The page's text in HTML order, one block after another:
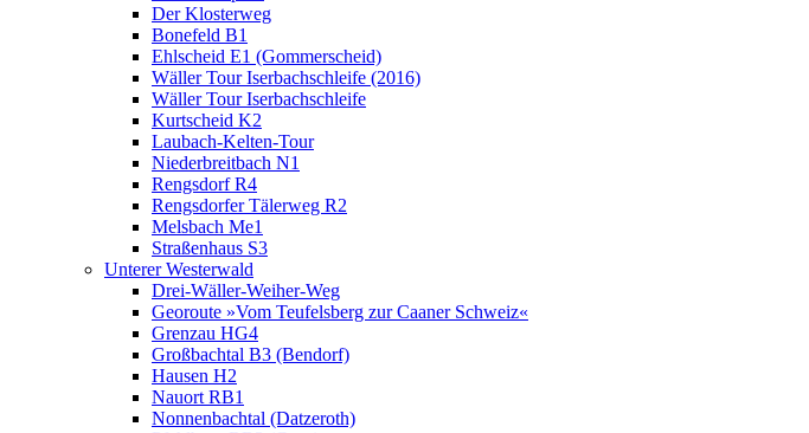
Der Klosterweg
Bonefeld B1
Ehlscheid E1 (Gommerscheid)
Wäller Tour Iserbachschleife (2016)
Wäller Tour Iserbachschleife
Kurtscheid K2
Laubach-Kelten-Tour
Niederbreitbach N1
Rengsdorf R4
Rengsdorfer Tälerweg R2
Melsbach Me1
Straßenhaus S3
Unterer Westerwald
Drei-Wäller-Weiher-Weg
Georoute »Vom Teufelsberg zur Caaner Schweiz«
Grenzau HG4
Großbachtal B3 (Bendorf)
Hausen H2
Nauort RB1
Nonnenbachtal (Datzeroth)